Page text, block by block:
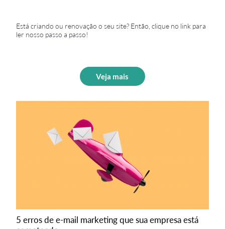
Está criando ou renovação o seu site? Então, clique no link para
ler nosso passo a passo!
Veja mais
5 erros de e-mail marketing que sua empresa está